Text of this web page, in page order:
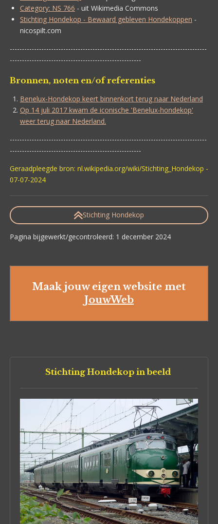
Category: NS 766 - uit Wikimedia Commons
Stichting Hondekop - Bewaard gebleven Hondekoppen -
nicospilt.com
---------------------------------------------------------------------------------
------------------------------------------------------
Bronnen, noten en/of referenties
Benelux-Hondekop keert binnenkort terug naar Nederland
Op 14 juli 2017 kwam de iconische 'Benelux-hondekop'
weer terug naar Nederland.
---------------------------------------------------------------------------------
------------------------------------------------------
Geraadpleegde bron: nl.wikipedia.org/wiki/Stichting_Hondekop -
07-07-2024
Stichting Hondekop
Pagina bijgewerkt/gecontroleerd: 1 december 2024
Maak jouw eigen website met
JouwWeb
Stichting Hondekop in beeld